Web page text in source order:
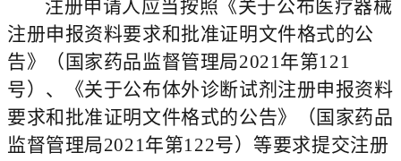
注册申请人应当按照《关于公布医疗器械
注册申报资料要求和批准证明文件格式的公
告》（国家药品监督管理局2021年第121
号）、《关于公布体外诊断试剂注册申报资料
要求和批准证明文件格式的公告》（国家药品
监督管理局2021年第122号）等要求提交注册